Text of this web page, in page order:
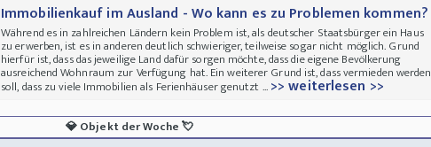
Immobilienkauf im Ausland - Wo kann es zu Problemen kommen?
Während es in zahlreichen Ländern kein Problem ist, als deutscher Staatsbürger ein Haus
zu erwerben, ist es in anderen deutlich schwieriger, teilweise sogar nicht möglich. Grund
hierfür ist, dass das jeweilige Land dafür sorgen möchte, dass die eigene Bevölkerung
ausreichend Wohnraum zur Verfügung hat. Ein weiterer Grund ist, dass vermieden werden
soll, dass zu viele Immobilien als Ferienhäuser genutzt ...>> weiterlesen >>
💎Objekt der Woche💘